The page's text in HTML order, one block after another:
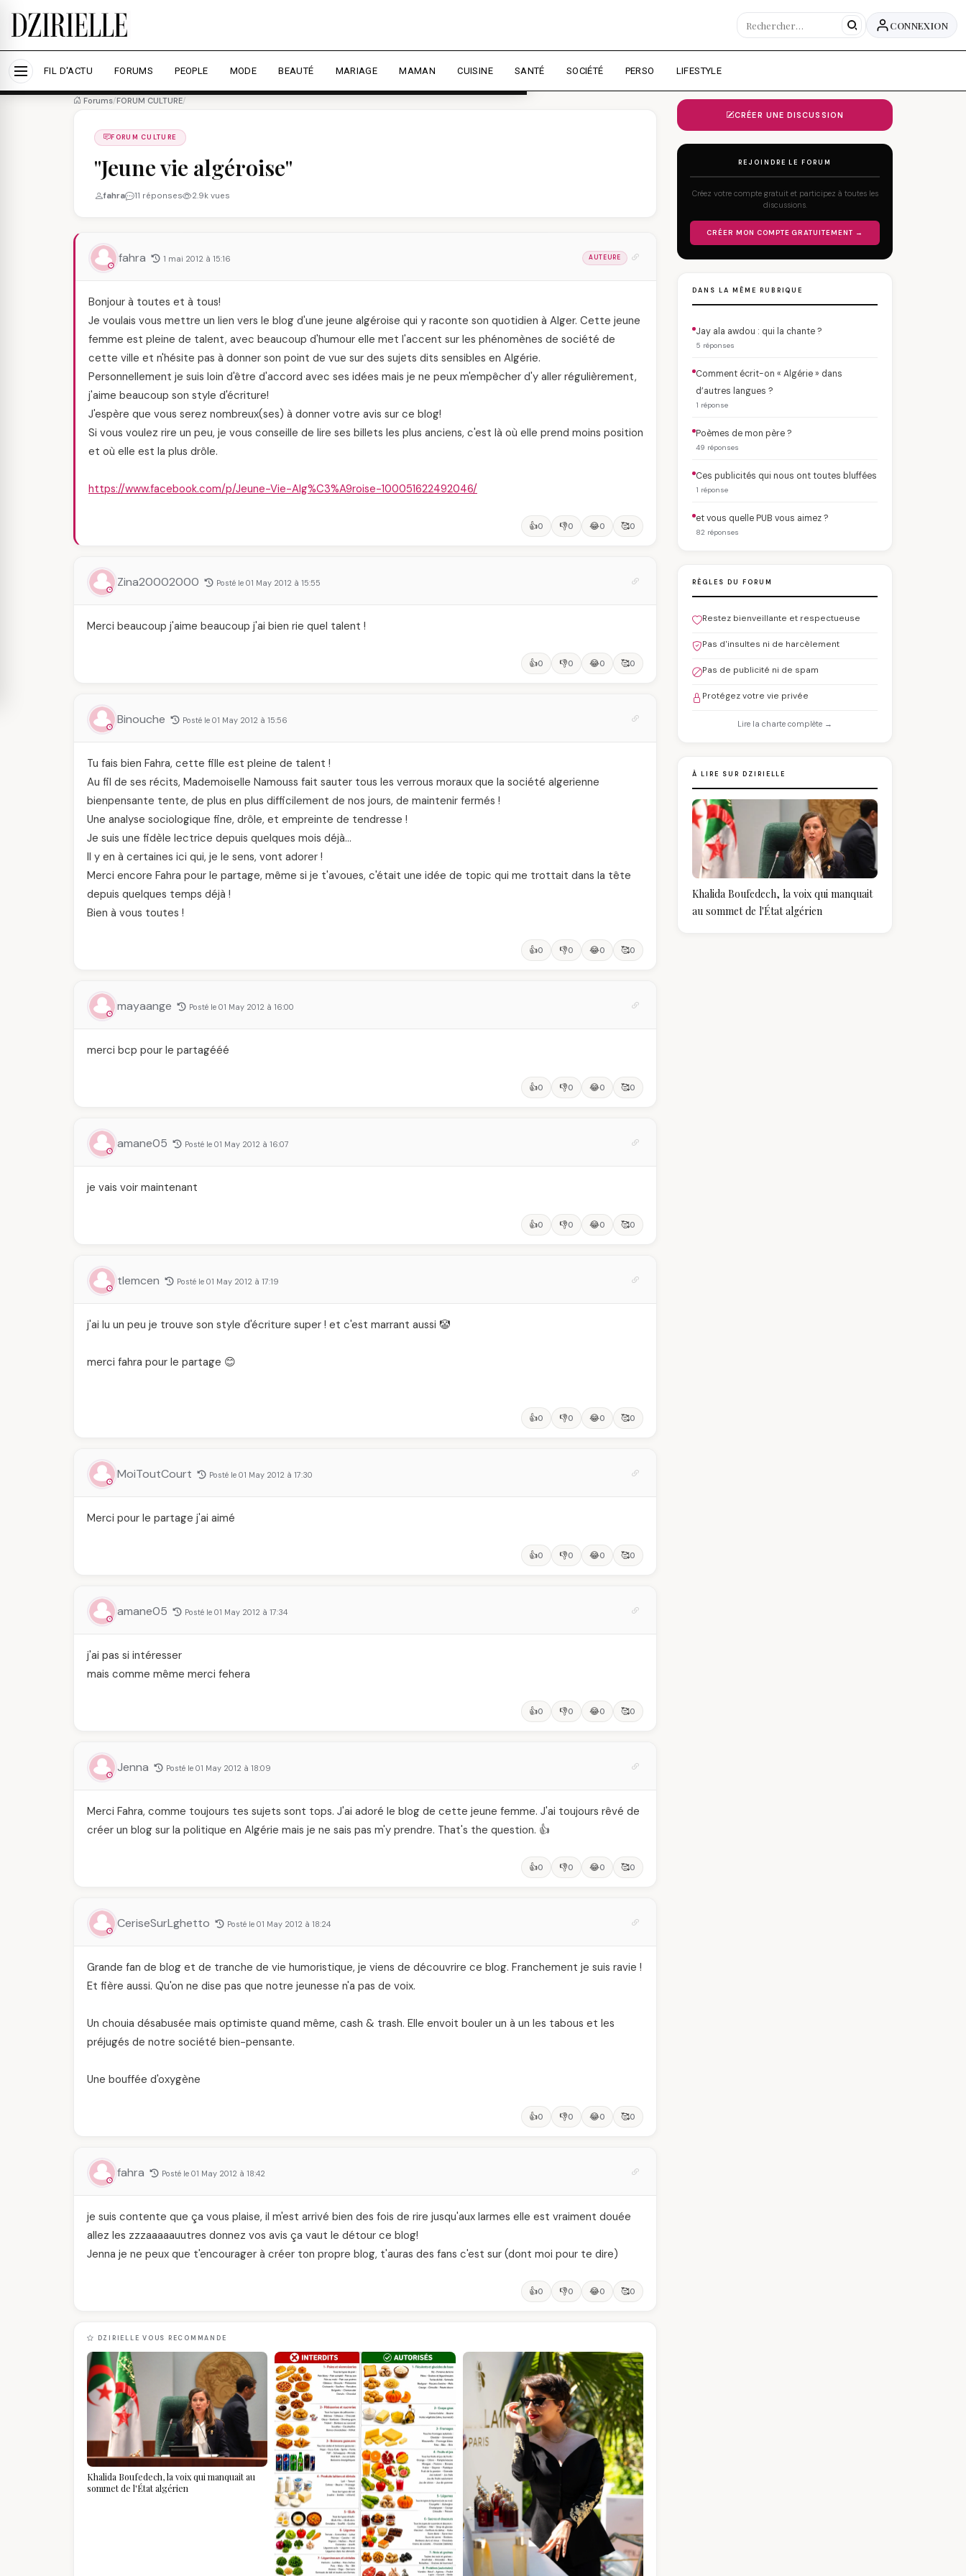
Nous utilisons des cookies pour améliorer votre expérience et mesurer l'audience.
Accepter tout Personnaliser
CONNEXION
FIL D'ACTU FORUMS PEOPLE MODE BEAUTÉ MARIAGE MAMAN CUISINE SANTÉ SOCIÉTÉ PERSO LIFESTYLE
Forums/FORUM CULTURE/
FORUM CULTURE
"Jeune vie algéroise"
fahra 11 réponses 2.9k vues
fahra 1 mai 2012 à 15:16 AUTEURE
Bonjour à toutes et à tous!
Je voulais vous mettre un lien vers le blog d'une jeune algéroise qui y raconte son quotidien à Alger. Cette jeune
femme est pleine de talent, avec beaucoup d'humour elle met l'accent sur les phénomènes de société de
cette ville et n'hésite pas à donner son point de vue sur des sujets dits sensibles en Algérie.
Personnellement je suis loin d'être d'accord avec ses idées mais je ne peux m'empêcher d'y aller régulièrement,
j'aime beaucoup son style d'écriture!
J'espère que vous serez nombreux(ses) à donner votre avis sur ce blog!
Si vous voulez rire un peu, je vous conseille de lire ses billets les plus anciens, c'est là où elle prend moins position
et où elle est la plus drôle.
https://www.facebook.com/p/Jeune-Vie-Alg%C3%A9roise-100051622492046/
👍0 👎0 😂0 🥰0
Zina20002000 Posté le 01 May 2012 à 15:55
Merci beaucoup j'aime beaucoup j'ai bien rie quel talent !
👍0 👎0 😂0 🥰0
Binouche Posté le 01 May 2012 à 15:56
Tu fais bien Fahra, cette fille est pleine de talent !
Au fil de ses récits, Mademoiselle Namouss fait sauter tous les verrous moraux que la société algerienne
bienpensante tente, de plus en plus difficilement de nos jours, de maintenir fermés !
Une analyse sociologique fine, drôle, et empreinte de tendresse !
Je suis une fidèle lectrice depuis quelques mois déjà…
Il y en à certaines ici qui, je le sens, vont adorer !
Merci encore Fahra pour le partage, même si je t'avoues, c'était une idée de topic qui me trottait dans la tête
depuis quelques temps déjà !
Bien à vous toutes !
👍0 👎0 😂0 🥰0
mayaange Posté le 01 May 2012 à 16:00
merci bcp pour le partagééé
👍0 👎0 😂0 🥰0
amane05 Posté le 01 May 2012 à 16:07
je vais voir maintenant
👍0 👎0 😂0 🥰0
tlemcen Posté le 01 May 2012 à 17:19
j'ai lu un peu je trouve son style d'écriture super ! et c'est marrant aussi 🤡
merci fahra pour le partage 😊
👍0 👎0 😂0 🥰0
MoiToutCourt Posté le 01 May 2012 à 17:30
Merci pour le partage j'ai aimé
👍0 👎0 😂0 🥰0
amane05 Posté le 01 May 2012 à 17:34
j'ai pas si intéresser
mais comme même merci fehera
👍0 👎0 😂0 🥰0
Jenna Posté le 01 May 2012 à 18:09
Merci Fahra, comme toujours tes sujets sont tops. J'ai adoré le blog de cette jeune femme. J'ai toujours rêvé de
créer un blog sur la politique en Algérie mais je ne sais pas m'y prendre. That's the question. 👍
👍0 👎0 😂0 🥰0
CeriseSurLghetto Posté le 01 May 2012 à 18:24
Grande fan de blog et de tranche de vie humoristique, je viens de découvrire ce blog. Franchement je suis ravie !
Et fière aussi. Qu'on ne dise pas que notre jeunesse n'a pas de voix.
Un chouia désabusée mais optimiste quand même, cash & trash. Elle envoit bouler un à un les tabous et les
préjugés de notre société bien-pensante.
Une bouffée d'oxygène
👍0 👎0 😂0 🥰0
fahra Posté le 01 May 2012 à 18:42
je suis contente que ça vous plaise, il m'est arrivé bien des fois de rire jusqu'aux larmes elle est vraiment douée
allez les zzzaaaaauutres donnez vos avis ça vaut le détour ce blog!
Jenna je ne peux que t'encourager à créer ton propre blog, t'auras des fans c'est sur (dont moi pour te dire)
👍0 👎0 😂0 🥰0
DZIRIELLE VOUS RECOMMANDE
Khalida Boufedech, la voix qui manquait au
sommet de l'État algérien
CRÉER UNE DISCUSSION
REJOINDRE LE FORUM
Créez votre compte gratuit et participez à toutes les
discussions.
CRÉER MON COMPTE GRATUITEMENT →
DANS LA MÊME RUBRIQUE
Jay ala awdou : qui la chante ?
5 réponses
Comment écrit-on « Algérie » dans
d’autres langues ?
1 réponse
Poèmes de mon père ?
49 réponses
Ces publicités qui nous ont toutes bluffées
1 réponse
et vous quelle PUB vous aimez ?
82 réponses
RÈGLES DU FORUM
Restez bienveillante et respectueuse
Pas d'insultes ni de harcèlement
Pas de publicité ni de spam
Protégez votre vie privée
Lire la charte complète →
À LIRE SUR DZIRIELLE
Khalida Boufedech, la voix qui manquait
au sommet de l'État algérien